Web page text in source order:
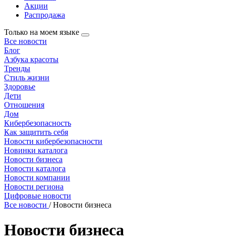
Акции
Распродажа
Только на моем языке
Все новости
Блог
Азбука красоты
Тренды
Стиль жизни
Здоровье
Дети
Отношения
Дом
Кибербезопасность
Как защитить себя
Новости кибербезопасности
Новинки каталога
Новости бизнеса
Новости каталога
Новости компании
Новости региона
Цифровые новости
Все новости / Новости бизнеса
Новости бизнеса